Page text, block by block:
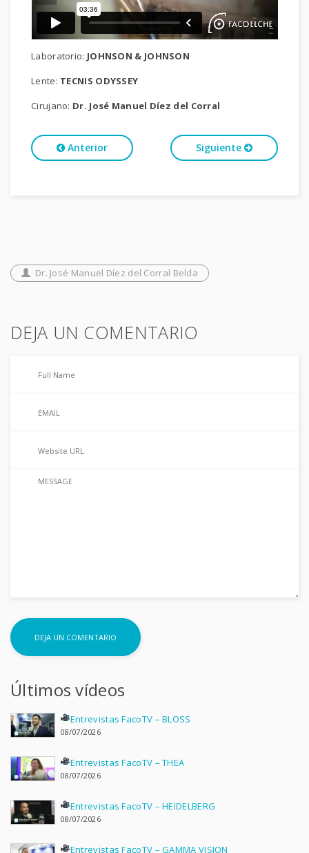
Laboratorio: JOHNSON & JOHNSON
Lente: TECNIS ODYSSEY
Cirujano: Dr. José Manuel Díez del Corral
Anterior Siguiente
Dr. José Manuel Díez del Corral Belda
DEJA UN COMENTARIO
Últimos vídeos
Entrevistas FacoTV – BLOSS
08/07/2026
Entrevistas FacoTV – THEA
08/07/2026
Entrevistas FacoTV – HEIDELBERG
08/07/2026
Entrevistas FacoTV – GAMMA VISION